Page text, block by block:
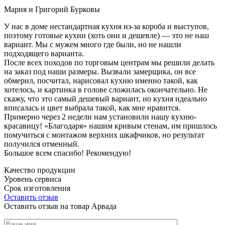
Мария и Григорий Бурковы
У нас в доме нестандартная кухня из-за короба и выступов,
поэтому готовые кухни (хоть они и дешевле) — это не наш
вариант. Мы с мужем много где были, но не нашли
подходящего варианта.
После всех походов по торговым центрам мы решили делать
на заказ под наши размеры. Вызвали замерщика, он все
обмерил, посчитал, нарисовал кухню именно такой, как
хотелось, и картинка в голове сложилась окончательно. Не
скажу, что это самый дешевый вариант, но кухня идеально
вписалась и цвет выбрала такой, как мне нравится.
Примерно через 2 недели нам установили нашу кухню-
красавицу! «Благодаря» нашим кривым стенам, им пришлось
помучиться с монтажом верхних шкафчиков, но результат
получился отменный.
Большое всем спасибо! Рекомендую!
Качество продукции
Уровень сервиса
Срок изготовления
Оставить отзыв
Оставить отзыв на товар Арвада